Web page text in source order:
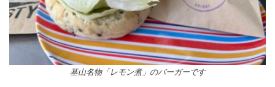
基山名物「レモン煮」のバーガーです